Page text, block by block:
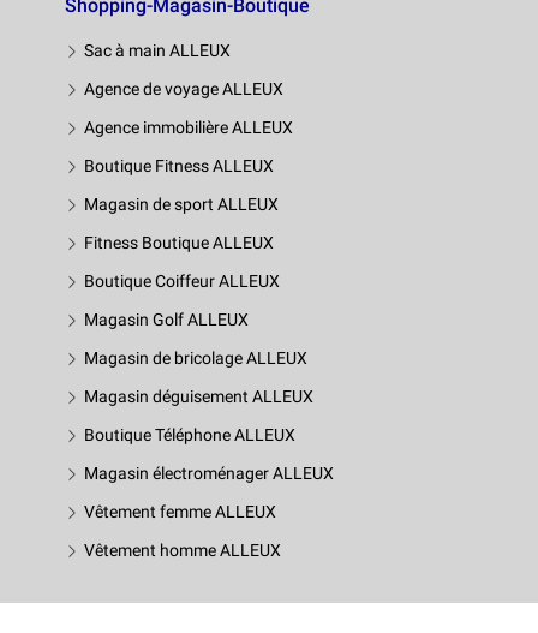
Shopping-Magasin-Boutique
Sac à main ALLEUX
Agence de voyage ALLEUX
Agence immobilière ALLEUX
Boutique Fitness ALLEUX
Magasin de sport ALLEUX
Fitness Boutique ALLEUX
Boutique Coiffeur ALLEUX
Magasin Golf ALLEUX
Magasin de bricolage ALLEUX
Magasin déguisement ALLEUX
Boutique Téléphone ALLEUX
Magasin électroménager ALLEUX
Vêtement femme ALLEUX
Vêtement homme ALLEUX